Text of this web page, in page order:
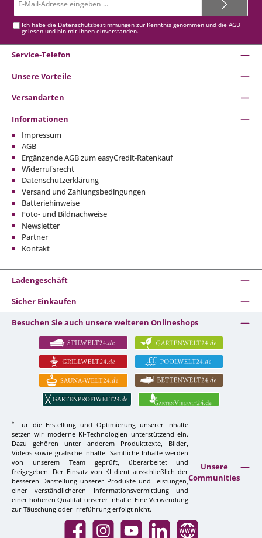
Mail-
Ich habe die Datenschutzbestimmungen zur Kenntnis genommen und dieAGB
gelesen und bin mit ihnen einverstanden.
Service-Telefon
Unsere Vorteile
Versandarten
Informationen
Impressum
AGB
Ergänzende AGB zum easyCredit-Ratenkauf
Widerrufsrecht
Datenschutzerklärung
Versand und Zahlungsbedingungen
Batteriehinweise
Foto- und Bildnachweise
Newsletter
Partner
Kontakt
Ladengeschäft
Sicher Einkaufen
Besuchen Sie auch unsere weiteren Onlineshops
*
Für die Erstellung und Optimierung unserer Inhalte
setzen wir moderne KI-Technologien unterstützend ein.
Dazu gehören unter anderem Produkttexte, Bilder,
Videos sowie grafische Inhalte. Sämtliche Inhalte werden
von unserem Team geprüft, überarbeitet und
freigegeben. Der Einsatz von KI dient ausschließlich der
besseren Darstellung unserer Produkte und Leistungen,
einer verständlicheren Informationsvermittlung und
einer höheren Qualität unserer Inhalte. Eine Verwendung
zur Täuschung oder Irreführung erfolgt nicht.
Unsere
Communities
Facebook InstagramYouTube LinkedIn Website